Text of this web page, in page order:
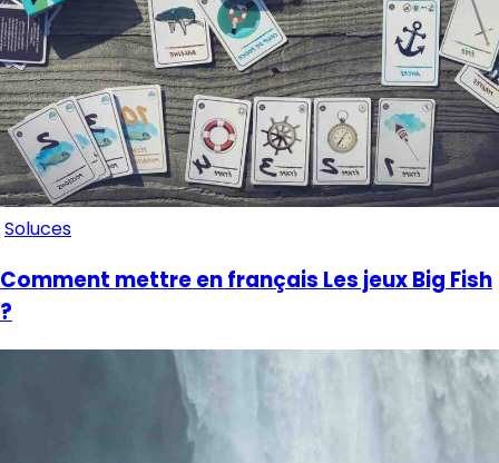
Soluces
Comment mettre en français Les jeux Big Fish
?